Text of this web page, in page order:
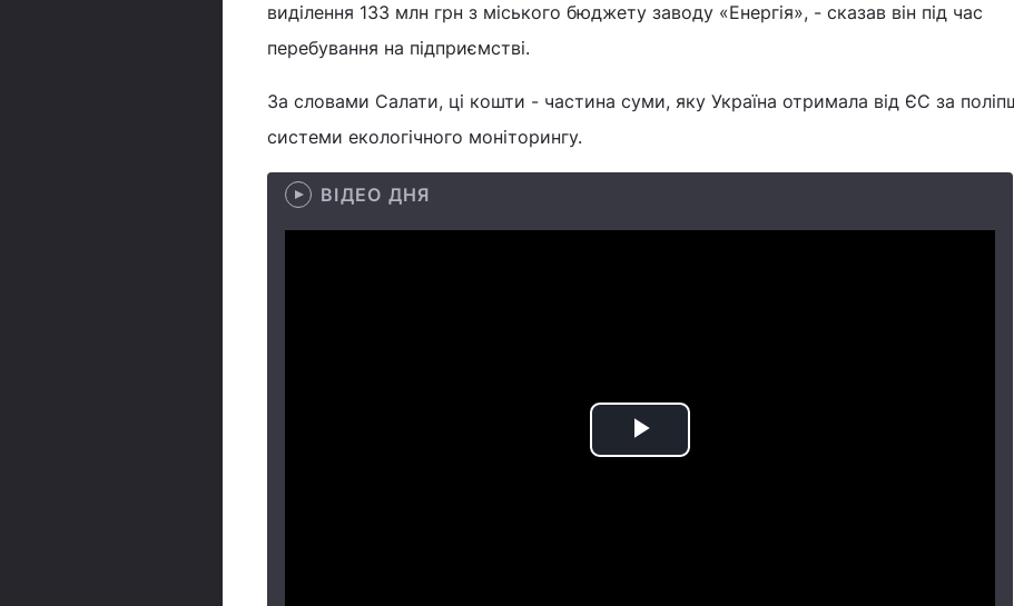
виділення 133 млн грн з міського бюджету заводу «Енергія», - сказав він під час
перебування на підприємстві.
За словами Салати, ці кошти - частина суми, яку Україна отримала від ЄС за
системи екологічного моніторингу.
ВІДЕО ДНЯ
Play